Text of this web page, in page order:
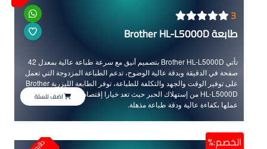
3
طابعة Brother HL-L5000D
تأتي Brother HL-L5000D بتصميم أنيق مع سرعة طباعة عالية بمعدل 42
صفحة في الدقيقة وبدقة عالية الوضوح، تدعم الطباعة المزدوجة التي تعمل
على توفير الوقت والجهد والتكلفة للطباعة، توفر الطابعة الليزرية Brother
HL-L5000D من إستهلاك الحبر حيث تعد خيارا إقتصاديا متميزا بالإضافة إلى
عملها بكفاءة عالية ودقة طباعة مذهلة.
اضف للسلة
الخصم:%